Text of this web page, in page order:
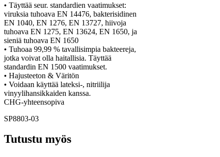
• Täyttää seur. standardien vaatimukset:
viruksia tuhoava EN 14476, bakterisidinen
EN 1040, EN 1276, EN 13727, hiivoja
tuhoava EN 1275, EN 13624, EN 1650, ja
sieniä tuhoava EN 1650
• Tuhoaa 99,99 % tavallisimpia bakteereja,
jotka voivat olla haitallisia. Täyttää
standardin EN 1500 vaatimukset.
• Hajusteeton & Väritön
• Voidaan käyttää lateksi-, nitriilija
vinyylihansikkaiden kanssa.
CHG-yhteensopiva
SP8803-03
Tutustu myös